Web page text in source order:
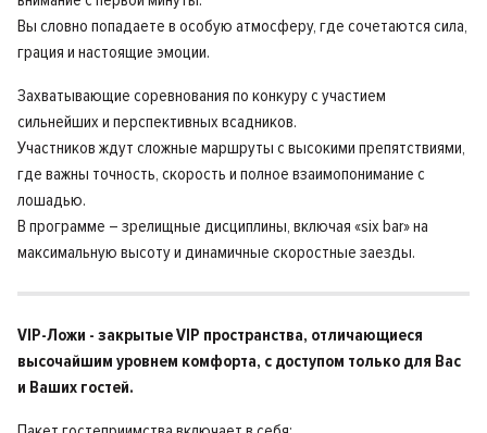
Вы словно попадаете в особую атмосферу, где сочетаются сила,
грация и настоящие эмоции.
Захватывающие соревнования по конкуру с участием
сильнейших и перспективных всадников.
Участников ждут сложные маршруты с высокими препятствиями,
где важны точность, скорость и полное взаимопонимание с
лошадью.
В программе – зрелищные дисциплины, включая «six bar» на
максимальную высоту и динамичные скоростные заезды.
VIP-Ложи - закрытые VIP пространства, отличающиеся
высочайшим уровнем комфорта, с доступом только для Вас
и Ваших гостей.